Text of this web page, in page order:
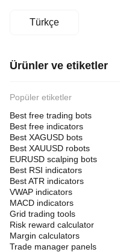
Türkçe
Ürünler ve etiketler
Popüler etiketler
Best free trading bots
Best free indicators
Best XAGUSD bots
Best XAUUSD robots
EURUSD scalping bots
Best RSI indicators
Best ATR indicators
VWAP indicators
MACD indicators
Grid trading tools
Risk reward calculator
Margin calculators
Trade manager panels